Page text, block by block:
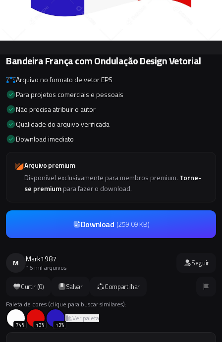
Curtir (0) Salvar Compartilhar
Paleta de cores (clique para buscar similares):
74% 13% 13%
Ver paleta
Bandeira França com Ondulação Design Vetorial
Arquivo no formato de vetor EPS
Para projetos comerciais e pessoais
Não precisa atribuir o autor
Qualidade do arquivo verificada
Download imediato
Arquivo premium
Disponível exclusivamente para membros premium. Torne-
se premiumpara fazer o download.
Download (259.09 KB)
M Mark1987
16 mil arquivos Seguir